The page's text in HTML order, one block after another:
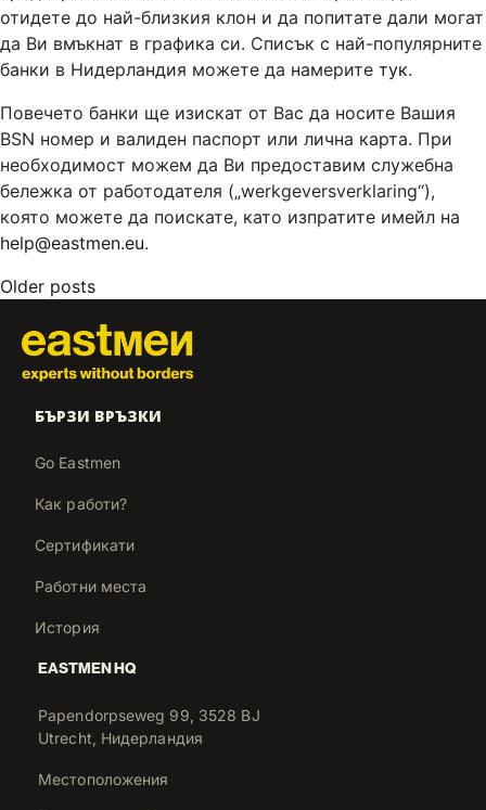
отидете до най-близкия клон и да попитате дали могат
да Ви вмъкнат в графика си. Списък с най-популярните
банки в Нидерландия можете да намерите тук.
Повечето банки ще изискат от Вас да носите Вашия
BSN номер и валиден паспорт или лична карта. При
необходимост можем да Ви предоставим служебна
бележка от работодателя („werkgeversverklaring“),
която можете да поискате, като изпратите имейл на
help@eastmen.eu.
Older posts
БЪРЗИ ВРЪЗКИ
Go Eastmen
Как работи?
Сертификати
Работни места
История
EASTMEN HQ
Papendorpseweg 99, 3528 BJ
Utrecht, Нидерландия
Местоположения